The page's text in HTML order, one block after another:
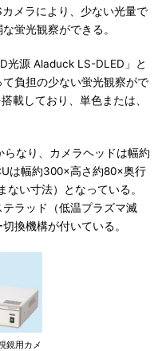
メラにより、少ない光量で
蛍光観察ができる。
光源 Aladuck LS-DLED」と
負担の少ない蛍光観察がで
載しており、単色または、
なり、カメラヘッドは幅約
は幅約300×高さ約80×奥行
い寸法）となっている。
ラッド（低温プラズマ滅
換機構が付いている。
鏡用カメ